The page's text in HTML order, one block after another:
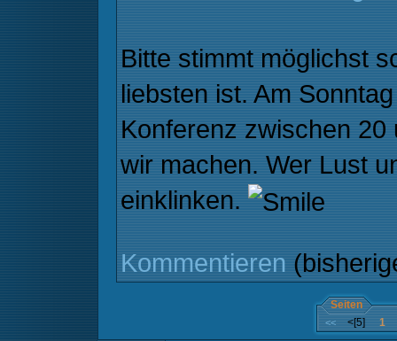
Bitte stimmt möglichst
liebsten ist. Am
Konferenz zwischen
wir machen. Wer Lust
einklinken.
Kommentieren
Seiten
<< <[5] 1